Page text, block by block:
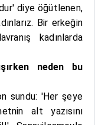
diye öğütlenen,
Bir erkeğin
kadınlarda
neden bu
sundu: 'Her şeye
alt yazısını